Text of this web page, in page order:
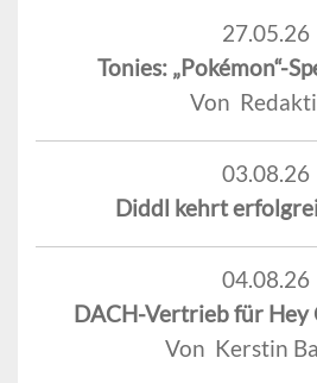
27.05.26
Tonies: „Pokémon“-
Von
03.08.26
Diddl kehrt
04.08.26
DACH-Vertrieb für Hey
Von Kerstin